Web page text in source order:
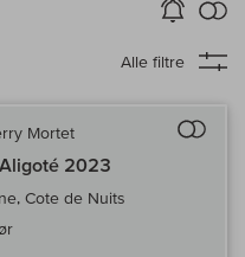
Vin-Alarm
aktiver
Alle filtre
Mortet
2023
Cote de Nuits